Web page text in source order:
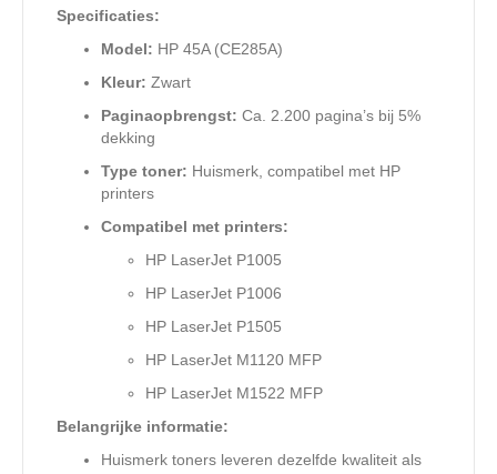
Specificaties:
Model: HP 45A (CE285A)
Kleur: Zwart
Paginaopbrengst: Ca. 2.200 pagina’s bij 5%
dekking
Type toner: Huismerk, compatibel met HP
printers
Compatibel met printers:
HP LaserJet P1005
HP LaserJet P1006
HP LaserJet P1505
HP LaserJet M1120 MFP
HP LaserJet M1522 MFP
Belangrijke informatie:
Huismerk toners leveren dezelfde kwaliteit als